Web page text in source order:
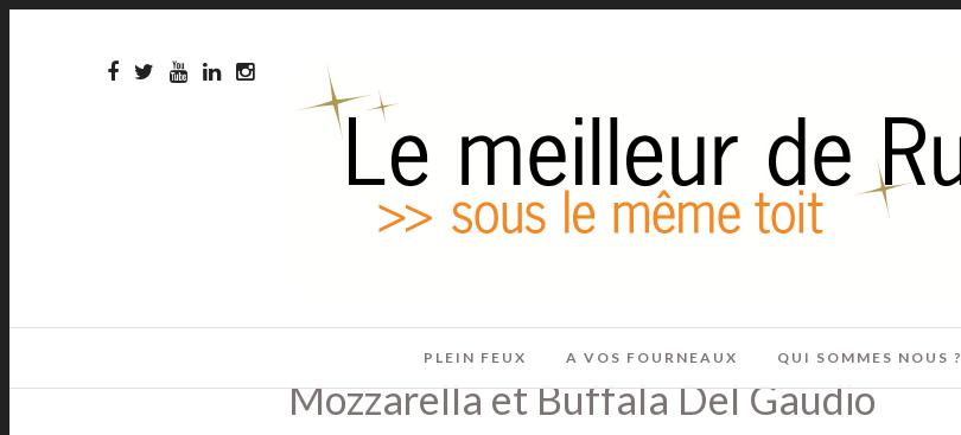
PLEIN FEUX A VOS FOURNEAUX QUI SOMMES NOUS ?
Mozzarella et Buffala Del Gaudio